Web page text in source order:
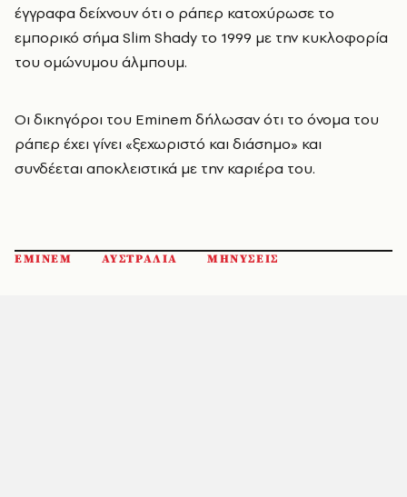
έγγραφα δείχνουν ότι ο ράπερ κατοχύρωσε το
εμπορικό σήμα Slim Shady το 1999 με την κυκλοφορία
του ομώνυμου άλμπουμ.
Οι δικηγόροι του Eminem δήλωσαν ότι το όνομα του
ράπερ έχει γίνει «ξεχωριστό και διάσημο» και
συνδέεται αποκλειστικά με την καριέρα του.
ΕΜΙΝΕΜ ΑΥΣΤΡΑΛΙΑ ΜΗΝΥΣΕΙΣ